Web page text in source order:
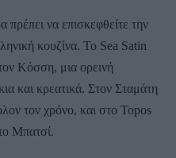
να επισκεφθείτε την
κουζίνα. Το Sea Satin
Κόσση, μια ορεινή
και κρεατικά. Στον Σταμάτη
τον χρόνο, και στο Topos
Μπατσί.